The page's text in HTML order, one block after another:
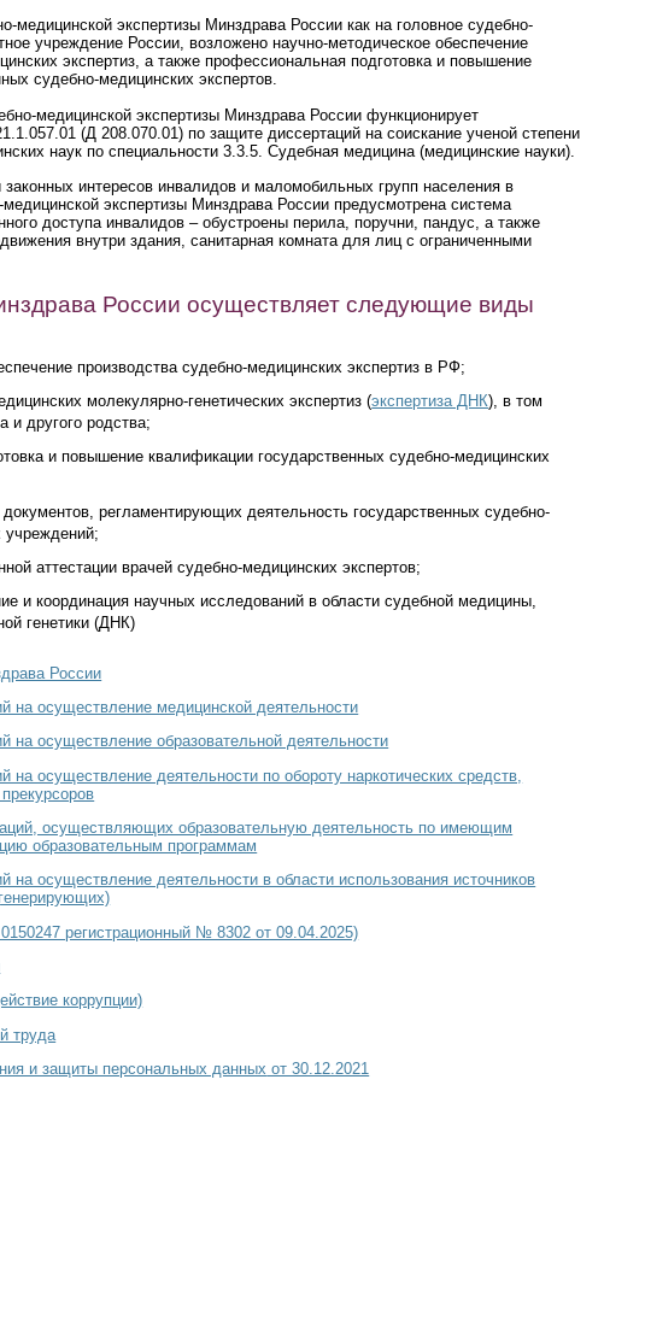
медицинской экспертизы Минздрава России как на головное судебно-
учреждение России, возложено научно-методическое обеспечение
экспертиз, а также профессиональная подготовка и повышение
судебно-медицинских экспертов.
медицинской экспертизы Минздрава России функционирует
(Д 208.070.01) по защите диссертаций на соискание ученой степени
наук по специальности 3.3.5. Судебная медицина (медицинские науки).
интересов инвалидов и маломобильных групп населения в
экспертизы Минздрава России предусмотрена система
доступа инвалидов – обустроены перила, поручни, пандус, а также
внутри здания, санитарная комната для лиц с ограниченными
России осуществляет следующие виды
производства судебно-медицинских экспертиз в РФ;
молекулярно-генетических экспертиз (экспертиза ДНК), в том
и другого родства;
и повышение квалификации государственных судебно-медицинских
регламентирующих деятельность государственных судебно-
учреждений;
аттестации врачей судебно-медицинских экспертов;
и координация научных исследований в области судебной медицины,
генетики (ДНК)
России
на осуществление медицинской деятельности
на осуществление образовательной деятельности
на осуществление деятельности по обороту наркотических средств,
осуществляющих образовательную деятельность по имеющим
образовательным программам
на осуществление деятельности в области использования источников
регистрационный № 8302 от 09.04.2025)
коррупции)
труда
и защиты персональных данных от 30.12.2021